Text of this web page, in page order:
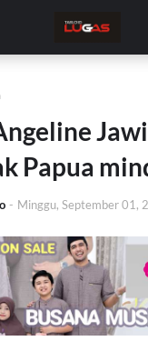
Papua
- Minggu, September 01,